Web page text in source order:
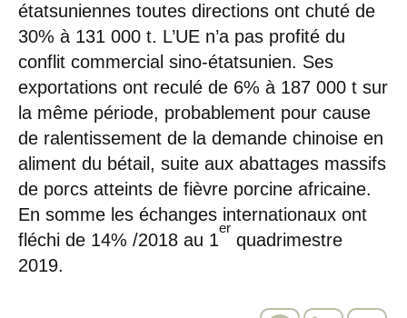
étatsuniennes toutes directions ont chuté de
30% à 131 000 t. L’UE n’a pas profité du
conflit commercial sino-étatsunien. Ses
exportations ont reculé de 6% à 187 000 t sur
la même période, probablement pour cause
de ralentissement de la demande chinoise en
aliment du bétail, suite aux abattages massifs
de porcs atteints de fièvre porcine africaine.
En somme les échanges internationaux ont
fléchi de 14% /2018 au 1
er
quadrimestre
2019.